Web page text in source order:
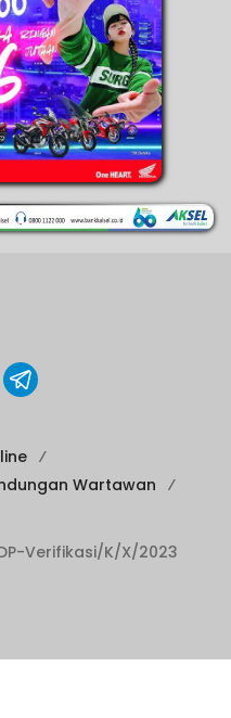
Wartawan
Verifikasi/K/X/2023